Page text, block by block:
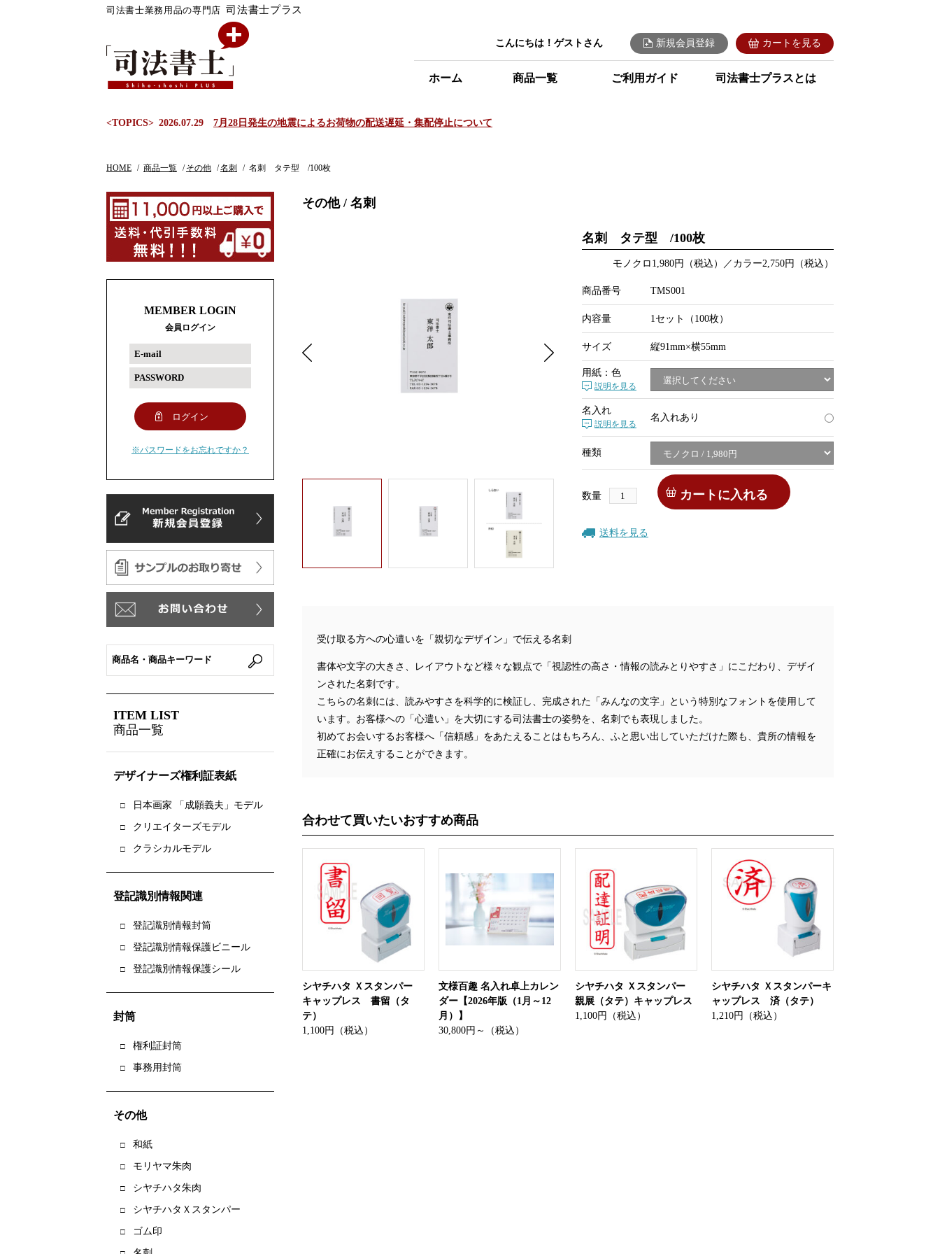
司法書士業務用品の専門店 司法書士プラス
こんにちは！ゲストさん 新規会員登録 カートを見る
ホーム 商品一覧 ご利用ガイド 司法書士プラスとは
<TOPICS> 2026.07.29 7月28日発生の地震によるお荷物の配送遅延・集配停止について
HOME 商品一覧 その他 名刺 名刺 タテ型 /100枚
その他 / 名刺
名刺 タテ型 /100枚
モノクロ1,980円（税込）／カラー2,750円（税込）
商品番号 TMS001
内容量 1セット（100枚）
サイズ 縦91mm×横55mm
用紙：色
説明を見る
名入れ
説明を見る
名入れあり
種類
数量
送料を見る
受け取る方への心遣いを「親切なデザイン」で伝える名刺
書体や文字の大きさ、レイアウトなど様々な観点で「視認性の高さ・情報の読みとりやすさ」にこだわり、デザイ
ンされた名刺です。
こちらの名刺には、読みやすさを科学的に検証し、完成された「みんなの文字」という特別なフォントを使用して
います。お客様への「心遣い」を大切にする司法書士の姿勢を、名刺でも表現しました。
初めてお会いするお客様へ「信頼感」をあたえることはもちろん、ふと思い出していただけた際も、貴所の情報を
正確にお伝えすることができます。
合わせて買いたいおすすめ商品
シヤチハタ Ｘスタンパー
キャップレス 書留（タ
テ）
1,100円（税込）
文様百趣 名入れ卓上カレン
ダー【2026年版（1月～12
月）】
30,800円～（税込）
シヤチハタ Ｘスタンパー
親展（タテ）キャップレス
1,100円（税込）
シヤチハタ Ｘスタンパーキ
ャップレス 済（タテ）
1,210円（税込）
MEMBER LOGIN
会員ログイン
※パスワードをお忘れですか？
ITEM LIST
商品一覧
デザイナーズ権利証表紙
日本画家 「成願義夫」モデル
クリエイターズモデル
クラシカルモデル
登記識別情報関連
登記識別情報封筒
登記識別情報保護ビニール
登記識別情報保護シール
封筒
権利証封筒
事務用封筒
その他
和紙
モリヤマ朱肉
シヤチハタ朱肉
シヤチハタＸスタンパー
ゴム印